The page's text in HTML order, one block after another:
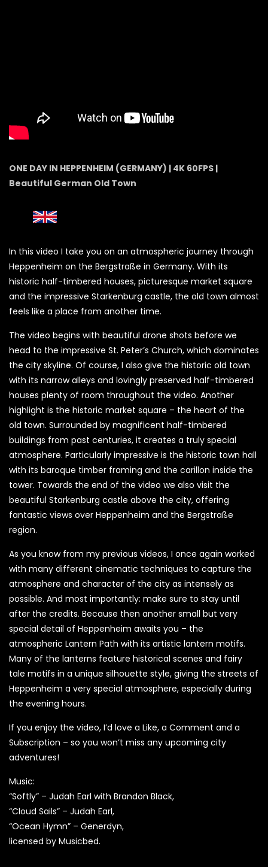
ONE DAY IN HEPPENHEIM (GERMANY) | 4K 60FPS |
Beautiful German Old Town
In this video I take you on an atmospheric journey through
Heppenheim on the Bergstraße in Germany. With its
historic half-timbered houses, picturesque market square
and the impressive Starkenburg castle, the old town almost
feels like a place from another time.
The video begins with beautiful drone shots before we
head to the impressive St. Peter’s Church, which dominates
the city skyline. Of course, I also give the historic old town
with its narrow alleys and lovingly preserved half-timbered
houses plenty of room throughout the video. Another
highlight is the historic market square – the heart of the
old town. Surrounded by magnificent half-timbered
buildings from past centuries, it creates a truly special
atmosphere. Particularly impressive is the historic town hall
with its baroque timber framing and the carillon inside the
tower. Towards the end of the video we also visit the
beautiful Starkenburg castle above the city, offering
fantastic views over Heppenheim and the Bergstraße
region.
As you know from my previous videos, I once again worked
with many different cinematic techniques to capture the
atmosphere and character of the city as intensely as
possible. And most importantly: make sure to stay until
after the credits. Because then another small but very
special detail of Heppenheim awaits you – the
atmospheric Lantern Path with its artistic lantern motifs.
Many of the lanterns feature historical scenes and fairy
tale motifs in a unique silhouette style, giving the streets of
Heppenheim a very special atmosphere, especially during
the evening hours.
If you enjoy the video, I’d love a Like, a Comment and a
Subscription – so you won’t miss any upcoming city
adventures!
Music:
“Softly” – Judah Earl with Brandon Black,
“Cloud Sails” – Judah Earl,
“Ocean Hymn” – Generdyn,
licensed by Musicbed.